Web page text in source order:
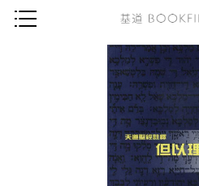
神學／教義
讀經／研經
信仰入門
教會歷史